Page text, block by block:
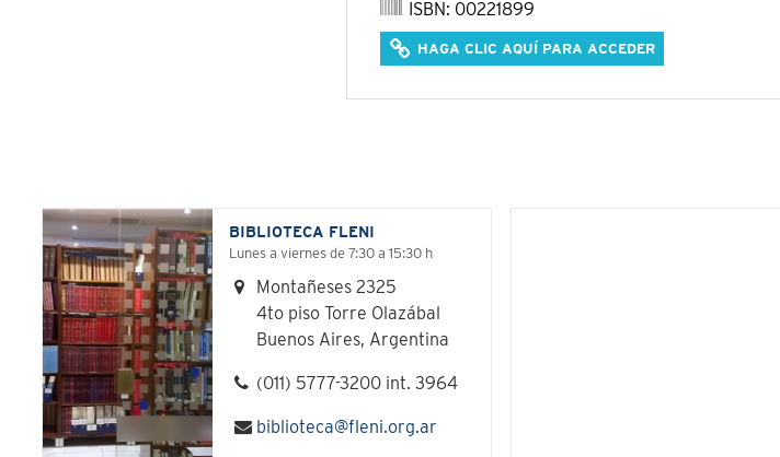
ISBN: 00221899
HAGA CLIC AQUÍ PARA ACCEDER
BIBLIOTECA FLENI
Lunes a viernes de 7:30 a 15:30 h
Montañeses 2325
4to piso Torre Olazábal
Buenos Aires, Argentina
(011) 5777-3200 int. 3964
biblioteca@fleni.org.ar